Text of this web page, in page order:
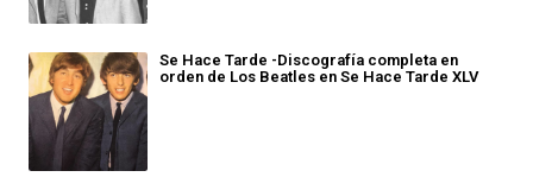
Se Hace Tarde -Discografía completa en
orden de Los Beatles en Se Hace Tarde XLV